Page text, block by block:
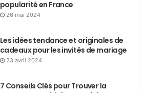
popularité en France
26 mai 2024
Les idées tendance et originales de
cadeaux pour les invités de mariage
23 avril 2024
7 Conseils Clés pour Trouver la